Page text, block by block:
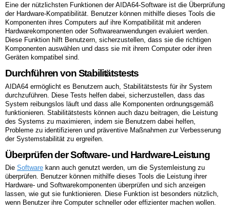
Eine der nützlichsten Funktionen der AIDA64-Software ist die Überprüfung
der Hardware-Kompatibilität. Benutzer können mithilfe dieses Tools die
Komponenten ihres Computers auf ihre Kompatibilität mit anderen
Hardwarekomponenten oder Softwareanwendungen evaluiert werden.
Diese Funktion hilft Benutzern, sicherzustellen, dass sie die richtigen
Komponenten auswählen und dass sie mit ihrem Computer oder ihren
Geräten kompatibel sind.
Durchführen von Stabilitätstests
AIDA64 ermöglicht es Benutzern auch, Stabilitätstests für ihr System
durchzuführen. Diese Tests helfen dabei, sicherzustellen, dass das
System reibungslos läuft und dass alle Komponenten ordnungsgemäß
funktionieren. Stabilitätstests können auch dazu beitragen, die Leistung
des Systems zu maximieren, indem sie Benutzern dabei helfen,
Probleme zu identifizieren und präventive Maßnahmen zur Verbesserung
der Systemstabilität zu ergreifen.
Überprüfen der Software- und Hardware-Leistung
Die Software kann auch genutzt werden, um die Systemleistung zu
überprüfen. Benutzer können mithilfe dieses Tools die Leistung ihrer
Hardware- und Softwarekomponenten überprüfen und sich anzeigen
lassen, wie gut sie funktionieren. Diese Funktion ist besonders nützlich,
wenn Benutzer ihre Computer schneller oder effizienter machen wollen.